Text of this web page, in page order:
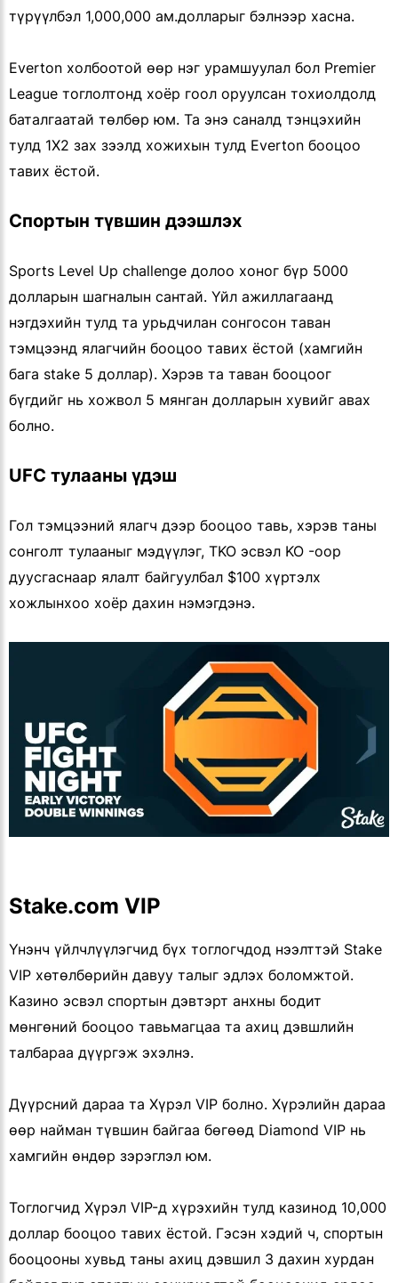
түрүүлбэл 1,000,000 ам.долларыг бэлнээр хасна.
Everton холбоотой өөр нэг урамшуулал бол Premier
League тоглолтонд хоёр гоол оруулсан тохиолдолд
баталгаатай төлбөр юм. Та энэ саналд тэнцэхийн
тулд 1X2 зах зээлд хожихын тулд Everton бооцоо
тавих ёстой.
Спортын түвшин дээшлэх
Sports Level Up challenge долоо хоног бүр 5000
долларын шагналын сантай. Үйл ажиллагаанд
нэгдэхийн тулд та урьдчилан сонгосон таван
тэмцээнд ялагчийн бооцоо тавих ёстой (хамгийн
бага stake 5 доллар). Хэрэв та таван бооцоог
бүгдийг нь хожвол 5 мянган долларын хувийг авах
болно.
UFC тулааны үдэш
Гол тэмцээний ялагч дээр бооцоо тавь, хэрэв таны
сонголт тулааныг мэдүүлэг, TKO эсвэл KO -оор
дуусгаснаар ялалт байгуулбал $100 хүртэлх
хожлынхоо хоёр дахин нэмэгдэнэ.
Stake.com VIP
Үнэнч үйлчлүүлэгчид бүх тоглогчдод нээлттэй Stake
VIP хөтөлбөрийн давуу талыг эдлэх боломжтой.
Казино эсвэл спортын дэвтэрт анхны бодит
мөнгөний бооцоо тавьмагцаа та ахиц дэвшлийн
талбараа дүүргэж эхэлнэ.
Дүүрсний дараа та Хүрэл VIP болно. Хүрэлийн дараа
өөр найман түвшин байгаа бөгөөд Diamond VIP нь
хамгийн өндөр зэрэглэл юм.
Тоглогчид Хүрэл VIP-д хүрэхийн тулд казинод 10,000
доллар бооцоо тавих ёстой. Гэсэн хэдий ч, спортын
бооцооны хувьд таны ахиц дэвшил 3 дахин хурдан